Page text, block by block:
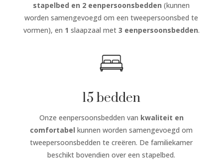
stapelbed en 2 eenpersoonsbedden (kunnen
worden samengevoegd om een tweepersoonsbed te
vormen), en 1 slaapzaal met 3 eenpersoonsbedden.
15 bedden
Onze eenpersoonsbedden van kwaliteit en
comfortabel kunnen worden samengevoegd om
tweepersoonsbedden te creëren. De familiekamer
beschikt bovendien over een stapelbed.